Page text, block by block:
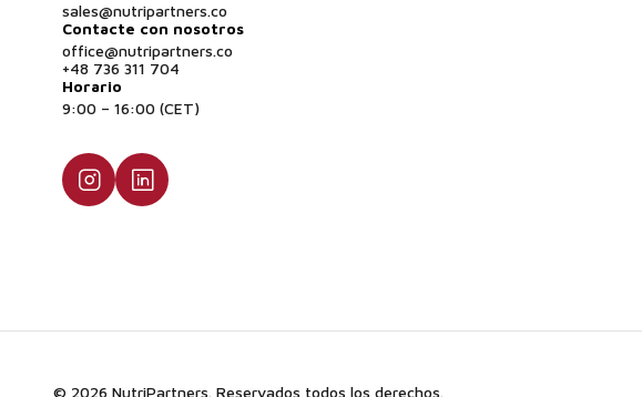
sales@nutripartners.co
Contacte con nosotros
office@nutripartners.co
+48 736 311 704
Horario
9:00 – 16:00 (CET)
© 2026 NutriPartners. Reservados todos los derechos.